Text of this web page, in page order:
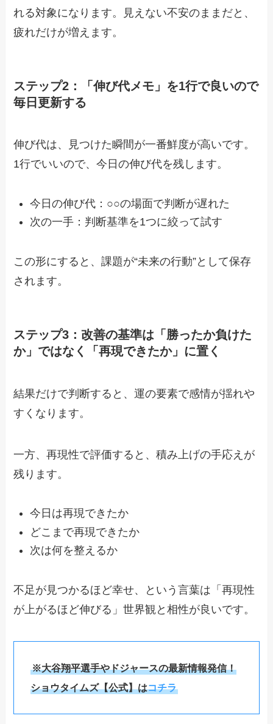
れる対象になります。見えない不安のままだと、
疲れだけが増えます。
ステップ2：「伸び代メモ」を1行で良いので
毎日更新する
伸び代は、見つけた瞬間が一番鮮度が高いです。
1行でいいので、今日の伸び代を残します。
今日の伸び代：○○の場面で判断が遅れた
次の一手：判断基準を1つに絞って試す
この形にすると、課題が“未来の行動”として保存
されます。
ステップ3：改善の基準は「勝ったか負けた
か」ではなく「再現できたか」に置く
結果だけで判断すると、運の要素で感情が揺れや
すくなります。
一方、再現性で評価すると、積み上げの手応えが
残ります。
今日は再現できたか
どこまで再現できたか
次は何を整えるか
不足が見つかるほど幸せ、という言葉は「再現性
が上がるほど伸びる」世界観と相性が良いです。
※大谷翔平選手やドジャースの最新情報発信！
ショウタイムズ【公式】はコチラ